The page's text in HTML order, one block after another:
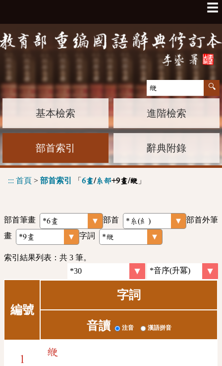
☰
基本檢索 進階檢索
部首索引 辭典附錄
::: 首頁 > 部首索引 「 6畫/糸部+9畫/緶 」
部首筆畫 部首
部首外筆
畫
字詞
索引結果列表：共 3 筆。
編號
字詞
音讀 注音 漢語拼音
1
緶